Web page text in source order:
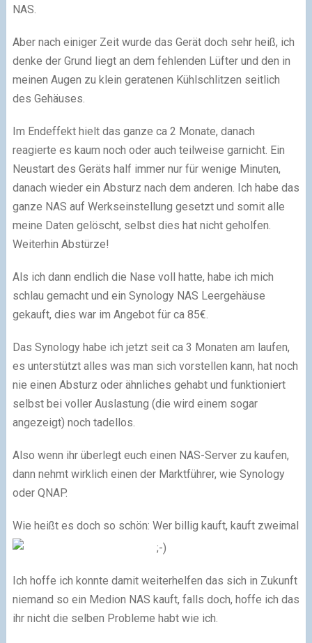
NAS.
Aber nach einiger Zeit wurde das Gerät doch sehr heiß, ich
denke der Grund liegt an dem fehlenden Lüfter und den in
meinen Augen zu klein geratenen Kühlschlitzen seitlich
des Gehäuses.
Im Endeffekt hielt das ganze ca 2 Monate, danach
reagierte es kaum noch oder auch teilweise garnicht. Ein
Neustart des Geräts half immer nur für wenige Minuten,
danach wieder ein Absturz nach dem anderen. Ich habe das
ganze NAS auf Werkseinstellung gesetzt und somit alle
meine Daten gelöscht, selbst dies hat nicht geholfen.
Weiterhin Abstürze!
Als ich dann endlich die Nase voll hatte, habe ich mich
schlau gemacht und ein Synology NAS Leergehäuse
gekauft, dies war im Angebot für ca 85€.
Das Synology habe ich jetzt seit ca 3 Monaten am laufen,
es unterstützt alles was man sich vorstellen kann, hat noch
nie einen Absturz oder ähnliches gehabt und funktioniert
selbst bei voller Auslastung (die wird einem sogar
angezeigt) noch tadellos.
Also wenn ihr überlegt euch einen NAS-Server zu kaufen,
dann nehmt wirklich einen der Marktführer, wie Synology
oder QNAP.
Wie heißt es doch so schön: Wer billig kauft, kauft zweimal
Ich hoffe ich konnte damit weiterhelfen das sich in Zukunft
niemand so ein Medion NAS kauft, falls doch, hoffe ich das
ihr nicht die selben Probleme habt wie ich.